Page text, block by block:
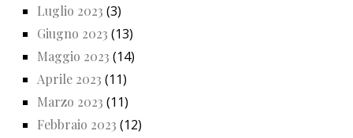
Luglio 2023 (3)
Giugno 2023 (13)
Maggio 2023 (14)
Aprile 2023 (11)
Marzo 2023 (11)
Febbraio 2023 (12)